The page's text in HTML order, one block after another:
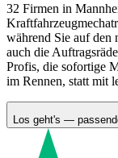
32 Firmen in
während Sie auf den
auch die
Profis, die sofortige
im Rennen, statt mit
Los geht's —